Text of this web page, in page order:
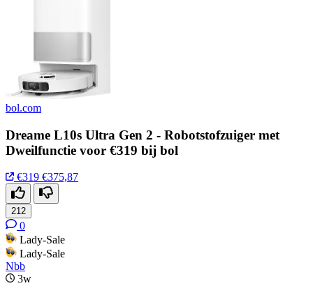
bol.com
Dreame L10s Ultra Gen 2 - Robotstofzuiger met
Dweilfunctie voor €319 bij bol
€319 €375,87
212
0
Lady-Sale
Lady-Sale
Nbb
3w